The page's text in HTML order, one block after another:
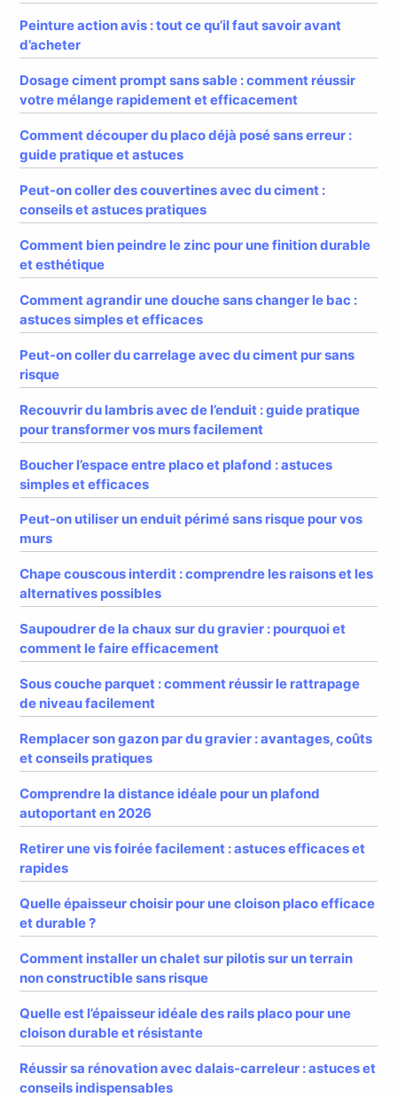
Peinture action avis : tout ce qu’il faut savoir avant
d’acheter
Dosage ciment prompt sans sable : comment réussir
votre mélange rapidement et efficacement
Comment découper du placo déjà posé sans erreur :
guide pratique et astuces
Peut-on coller des couvertines avec du ciment :
conseils et astuces pratiques
Comment bien peindre le zinc pour une finition durable
et esthétique
Comment agrandir une douche sans changer le bac :
astuces simples et efficaces
Peut-on coller du carrelage avec du ciment pur sans
risque
Recouvrir du lambris avec de l’enduit : guide pratique
pour transformer vos murs facilement
Boucher l’espace entre placo et plafond : astuces
simples et efficaces
Peut-on utiliser un enduit périmé sans risque pour vos
murs
Chape couscous interdit : comprendre les raisons et les
alternatives possibles
Saupoudrer de la chaux sur du gravier : pourquoi et
comment le faire efficacement
Sous couche parquet : comment réussir le rattrapage
de niveau facilement
Remplacer son gazon par du gravier : avantages, coûts
et conseils pratiques
Comprendre la distance idéale pour un plafond
autoportant en 2026
Retirer une vis foirée facilement : astuces efficaces et
rapides
Quelle épaisseur choisir pour une cloison placo efficace
et durable ?
Comment installer un chalet sur pilotis sur un terrain
non constructible sans risque
Quelle est l’épaisseur idéale des rails placo pour une
cloison durable et résistante
Réussir sa rénovation avec dalais-carreleur : astuces et
conseils indispensables